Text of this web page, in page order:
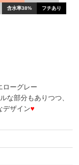
含水率38% フチあり
ローグレー
な部分もありつつ、
デザイン♥